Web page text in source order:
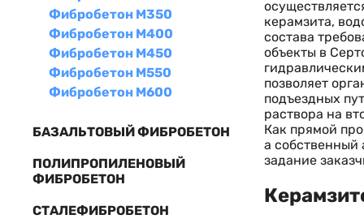
Фибробетон М350
Фибробетон М400
Фибробетон М450
Фибробетон М550
Фибробетон М600
БАЗАЛЬТОВЫЙ ФИБРОБЕТОН
ПОЛИПРОПИЛЕНОВЫЙ
ФИБРОБЕТОН
СТАЛЕФИБРОБЕТОН
керамзита,
состава
объекты в
позволяет
подъездных
раствора на
Как прямой
а собственный
задание